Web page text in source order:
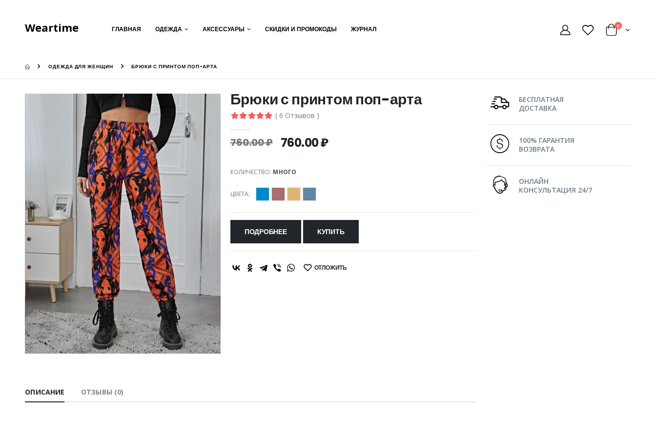
Weartime ГЛАВНАЯ ОДЕЖДА АКСЕССУАРЫ СКИДКИ И ПРОМОКОДЫ ЖУРНАЛ 0
ОДЕЖДА ДЛЯ ЖЕНЩИН БРЮКИ С ПРИНТОМ ПОП-АРТА
Брюки с принтом поп-арта
( 6 Отзывов )
760.00 ₽ 760.00 ₽
КОЛИЧЕСТВО: МНОГО
ЦВЕТА:
ПОДРОБНЕЕ КУПИТЬ
SHARE: ОТЛОЖИТЬ
ОПИСАНИЕ ОТЗЫВЫ (0)
БЕСПЛАТНАЯ
ДОСТАВКА
100% ГАРАНТИЯ
ВОЗВРАТА
ОНЛАЙН
КОНСУЛЬТАЦИЯ 24/7